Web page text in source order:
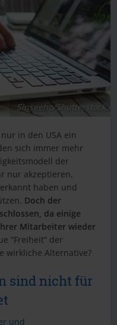
Sinseeho/
in den USA ein
sich immer mehr
der
nur akzeptieren,
haben und
Doch der
da einige
Mitarbeiter wieder
“Freiheit” der
wirkliche Alternative?
sind nicht für
und